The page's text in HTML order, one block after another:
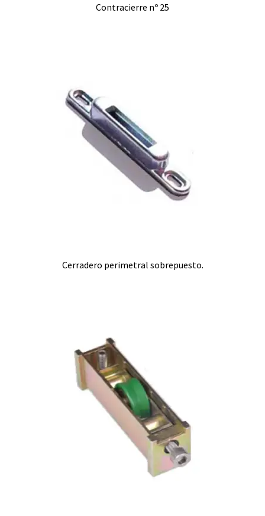
Contracierre nº 25
Cerradero perimetral sobrepuesto.